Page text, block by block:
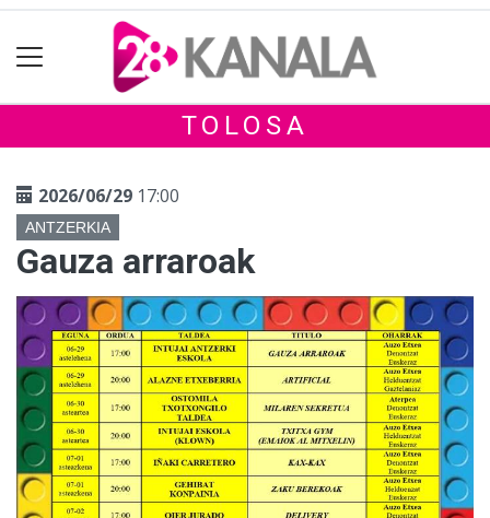
TOLOSA
2026/06/29 17:00
ANTZERKIA
Gauza arraroak